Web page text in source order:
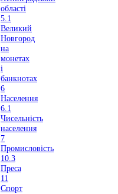
області
5.1
Великий
Новгород
на
монетах
і
банкнотах
6
Населення
6.1
Чисельність
населення
7
Промисловість
10.3
Преса
11
Спорт